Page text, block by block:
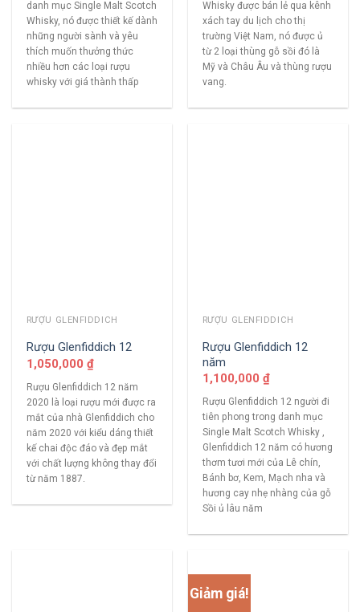
danh mục Single Malt Scotch
Whisky, nó được thiết kế dành
những người sành và yêu
thích muốn thưởng thức
nhiều hơn các loại rượu
whisky với giá thành thấp
Whisky được bán lẻ qua kênh
xách tay du lịch cho thị
trường Việt Nam, nó được ủ
từ 2 loại thùng gỗ sồi đó là
Mỹ và Châu Âu và thùng rượu
vang.
RƯỢU GLENFIDDICH
Rượu Glenfiddich 12
1,050,000 ₫
Rượu Glenfiddich 12 năm
2020 là loại rượu mới được ra
mắt của nhà Glenfiddich cho
năm 2020 với kiểu dáng thiết
kế chai độc đáo và đẹp mắt
với chất lượng không thay đổi
từ năm 1887.
RƯỢU GLENFIDDICH
Rượu Glenfiddich 12
năm
1,100,000 ₫
Rượu Glenfiddich 12 người đi
tiên phong trong danh mục
Single Malt Scotch Whisky ,
Glenfiddich 12 năm có hương
thơm tươi mới của Lê chín,
Bánh bơ, Kem, Mạch nha và
hương cay nhẹ nhàng của gỗ
Sồi ủ lâu năm
Giảm giá!